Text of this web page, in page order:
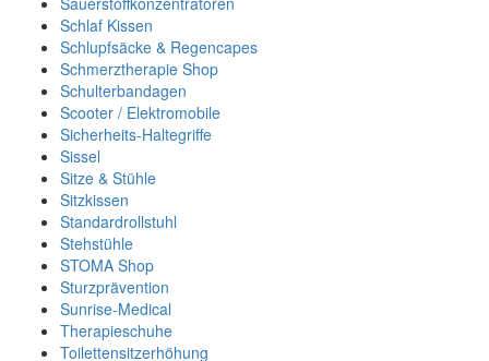
Schlaf Kissen
Schlupfsäcke & Regencapes
Schmerztherapie Shop
Schulterbandagen
Scooter / Elektromobile
Sicherheits-Haltegriffe
Sissel
Sitze & Stühle
Sitzkissen
Standardrollstuhl
Stehstühle
STOMA Shop
Sturzprävention
Sunrise-Medical
Therapieschuhe
Toilettensitzerhöhung